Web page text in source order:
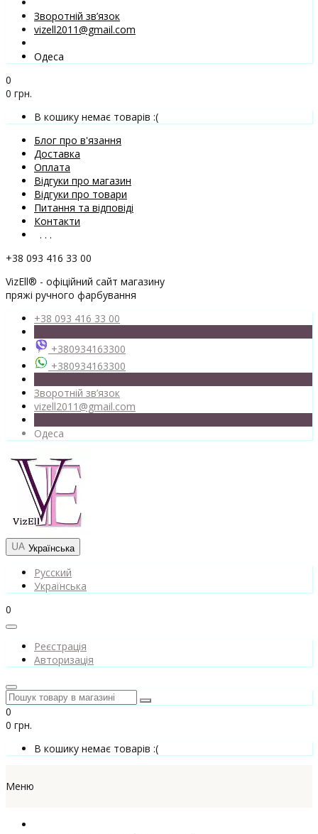
Зворотній зв’язок
vizell2011@gmail.com
Одеса
0
0 грн.
В кошику немає товарів :(
Блог про в'язання
Доставка
Оплата
Відгуки про магазин
Відгуки про товари
Питання та відповіді
Контакти
. . .
+38 093 416 33 00
VizEll® - офіційний сайт магазину
пряжі ручного фарбування
+38 093 416 33 00
+380934163300
+380934163300
Зворотній зв’язок
vizell2011@gmail.com
Одеса
Українська
Русский
Українська
0
Реєстрація
Авторизація
0
0 грн.
В кошику немає товарів :(
Меню